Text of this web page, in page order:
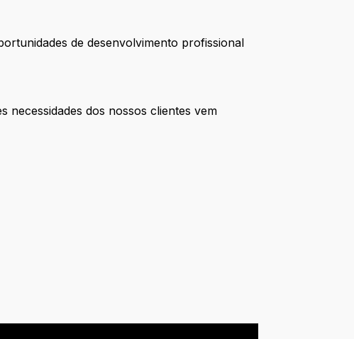
de desenvolvimento profissional
necessidades dos nossos clientes vem